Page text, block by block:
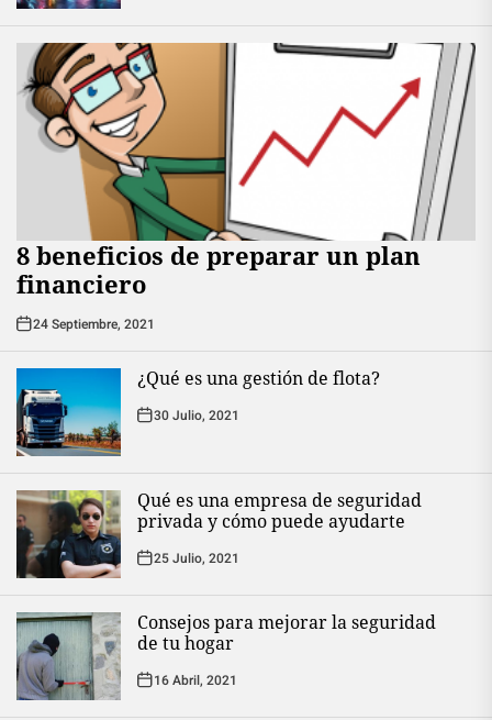
8 beneficios de preparar un plan
financiero
24 Septiembre, 2021
¿Qué es una gestión de flota?
30 Julio, 2021
Qué es una empresa de seguridad
privada y cómo puede ayudarte
25 Julio, 2021
Consejos para mejorar la seguridad
de tu hogar
16 Abril, 2021